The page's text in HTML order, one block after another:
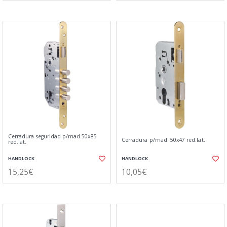
Cerradura seguridad p/mad.50x85
red.lat.
HANDLOCK
15,25€
Cerradura p/mad. 50x47 red.lat.
HANDLOCK
10,05€